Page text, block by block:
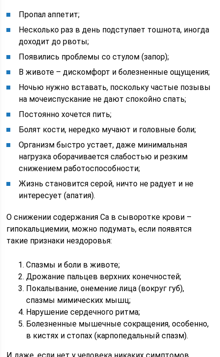
Пропал аппетит;
Несколько раз в день подступает тошнота, иногда
доходит до рвоты;
Появились проблемы со стулом (запор);
В животе – дискомфорт и болезненные ощущения;
Ночью нужно вставать, поскольку частые позывы
на мочеиспускание не дают спокойно спать;
Постоянно хочется пить;
Болят кости, нередко мучают и головные боли;
Организм быстро устает, даже минимальная
нагрузка оборачивается слабостью и резким
снижением работоспособности;
Жизнь становится серой, ничто не радует и не
интересует (апатия).
О снижении содержания Са в сыворотке крови –
гипокальциемии, можно подумать, если появятся
такие признаки нездоровья:
Спазмы и боли в животе;
Дрожание пальцев верхних конечностей;
Покалывание, онемение лица (вокруг губ),
спазмы мимических мышц;
Нарушение сердечного ритма;
Болезненные мышечные сокращения, особенно,
в кистях и стопах (карпопедальный спазм).